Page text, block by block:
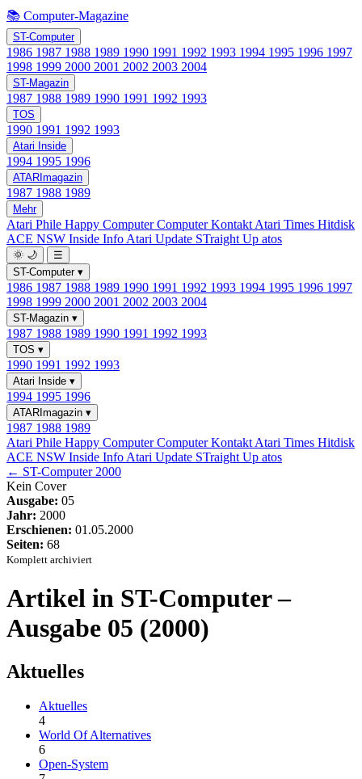
📚 Computer-Magazine
ST-Computer
1986 1987 1988 1989 1990 1991 1992 1993 1994 1995 1996 1997
1998 1999 2000 2001 2002 2003 2004
ST-Magazin
1987 1988 1989 1990 1991 1992 1993
TOS
1990 1991 1992 1993
Atari Inside
1994 1995 1996
ATARImagazin
1987 1988 1989
Mehr
Atari Phile Happy ComputerComputer Kontakt Atari Times Hitdisk
ACE NSW Inside Info Atari Update STraight Up atos
🌞 🌙
☰
ST-Computer ▾
1986 1987 1988 1989 1990 1991 1992 1993 1994 1995 1996 1997
1998 1999 2000 2001 2002 2003 2004
ST-Magazin ▾
1987 1988 1989 1990 1991 1992 1993
TOS ▾
1990 1991 1992 1993
Atari Inside ▾
1994 1995 1996
ATARImagazin ▾
1987 1988 1989
Atari Phile Happy ComputerComputer Kontakt Atari Times Hitdisk
ACE NSW Inside Info Atari Update STraight Up atos
← ST-Computer 2000
Kein Cover
Ausgabe: 05
Jahr: 2000
Erschienen: 01.05.2000
Seiten: 68
Komplett archiviert
Artikel in ST-Computer –
Ausgabe 05 (2000)
Aktuelles
Aktuelles
4
World Of Alternatives
6
Open-System